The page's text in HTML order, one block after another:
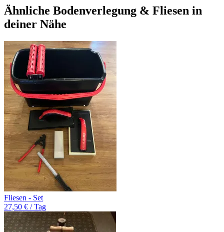
Ähnliche Bodenverlegung & Fliesen in
deiner Nähe
Fliesen - Set
27,50 € / Tag